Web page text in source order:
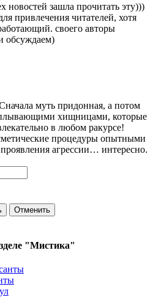
новостей зашла прочитать эту)))
привлечения читателей, хотя
своего авторы
обсуждаем)
муть придонная, а потом
хищницами, которые
в любом ракурсе!
процедуры опытными
агрессии… интересно.
"Мистика"